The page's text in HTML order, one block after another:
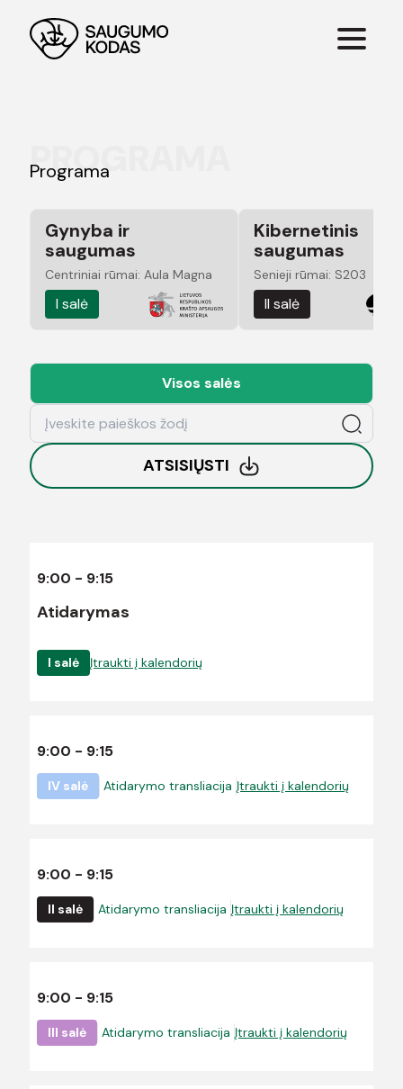
PROGRAMA
Programa
Gynyba ir
saugumas
Centriniai rūmai: Aula Magna
I salė
Kibernetinis
saugumas
Senieji rūmai: S203
II salė
Visos salės
ATSISIŲSTI
9:00 - 9:15
Atidarymas
I salė Įtraukti į kalendorių
9:00 - 9:15
IV salė Atidarymo transliacija Įtraukti į kalendorių
9:00 - 9:15
II salė Atidarymo transliacija Įtraukti į kalendorių
9:00 - 9:15
III salė Atidarymo transliacija Įtraukti į kalendorių